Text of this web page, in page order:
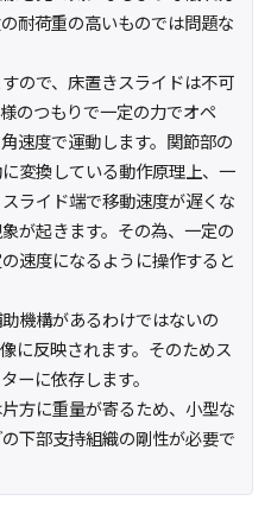
耐荷重の高いものでは問題な
ので、床置きスライドは不可
のつもりで一定の力でオペ
速度で運動します。関節部の
変換している動作原理上、一
ライド端で移動速度が遅くな
が起きます。その為、一定の
速度になるように操作すると
機構があるわけではないの
に反映されます。そのためス
ーに依存します。
方に重量が寄るため、小型な
下部支持組織の剛性が必要で